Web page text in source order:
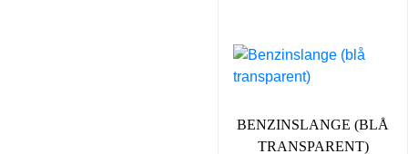
BENZINSLANGE (BLÅ
TRANSPARENT)